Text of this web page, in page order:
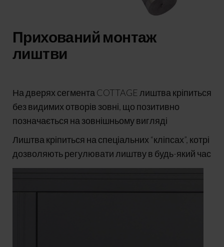
Прихований монтаж
лиштви
На дверях сегмента COTTAGE лиштва кріпиться
без видимих отворів зовні, що позитивно
позначається на зовнішньому вигляді
Лиштва кріпиться на спеціальних “кліпсах”, котрі
дозволяють регулювати лиштву в будь-який час